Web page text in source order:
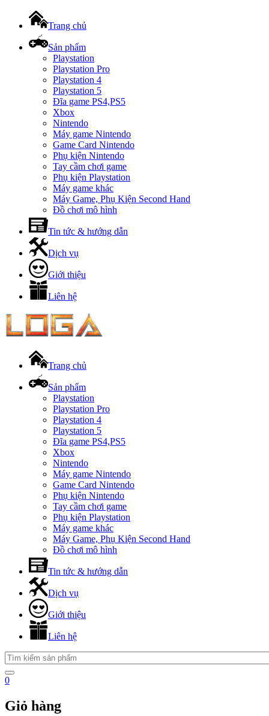
Trang chủ
Sản phẩm
Playstation
Playstation Pro
Playstation 4
Playstation 5
Đĩa game PS4,PS5
Xbox
Nintendo
Máy game Nintendo
Game Card Nintendo
Phụ kiện Nintendo
Tay cầm chơi game
Phụ kiện Playstation
Máy game khác
Máy Game, Phụ Kiện Second Hand
Đồ chơi mô hình
Tin tức & hướng dẫn
Dịch vụ
Giới thiệu
Liên hệ
Trang chủ
Sản phẩm
Playstation
Playstation Pro
Playstation 4
Playstation 5
Đĩa game PS4,PS5
Xbox
Nintendo
Máy game Nintendo
Game Card Nintendo
Phụ kiện Nintendo
Tay cầm chơi game
Phụ kiện Playstation
Máy game khác
Máy Game, Phụ Kiện Second Hand
Đồ chơi mô hình
Tin tức & hướng dẫn
Dịch vụ
Giới thiệu
Liên hệ
0
Giỏ hàng